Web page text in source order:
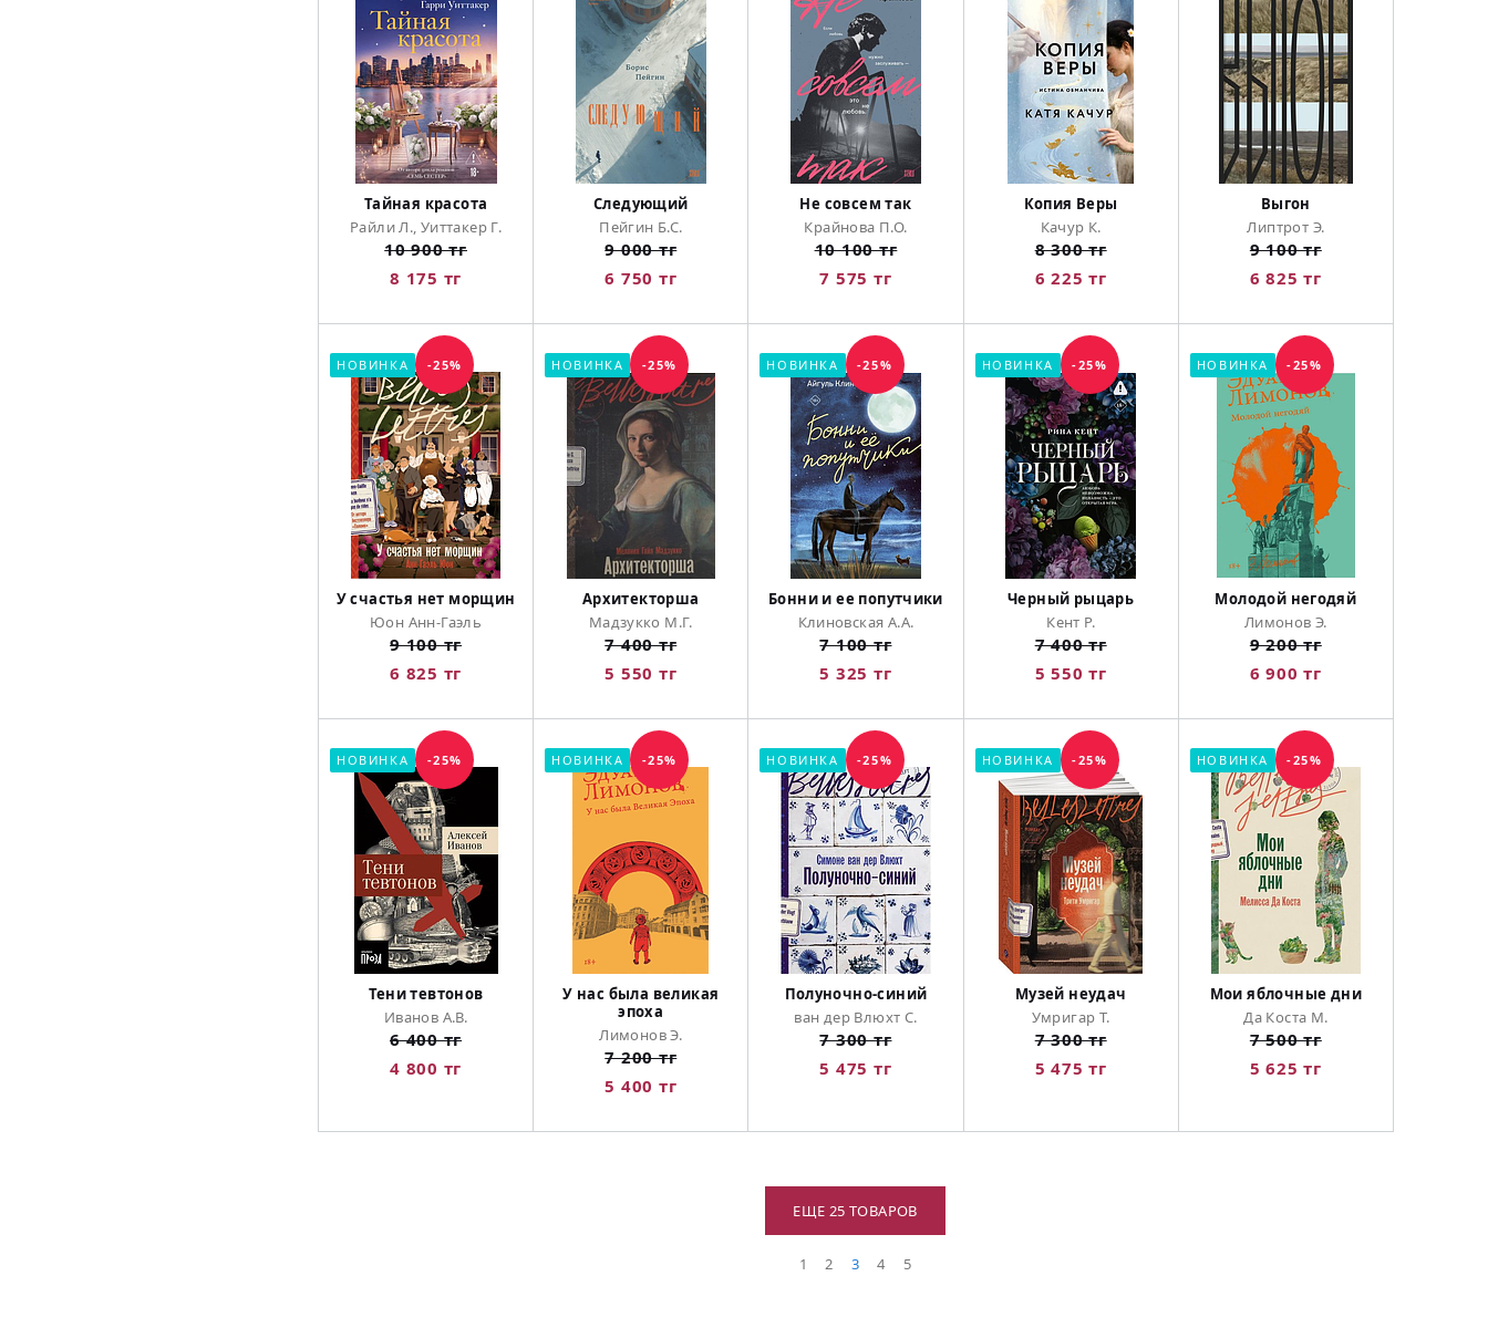
Тайная красота
Райли Л., Уиттакер Г.
10 900 тг
8 175 тг
Следующий
Пейгин Б.С.
9 000 тг
6 750 тг
Не совсем так
Крайнова П.О.
10 100 тг
7 575 тг
Копия Веры
Качур К.
8 300 тг
6 225 тг
Выгон
Липтрот Э.
9 100 тг
6 825 тг
НОВИНКА -25%
У счастья нет морщин
Юон Анн-Гаэль
9 100 тг
6 825 тг
НОВИНКА -25%
Архитекторша
Мадзукко М.Г.
7 400 тг
5 550 тг
НОВИНКА -25%
Бонни и ее попутчики
Клиновская А.А.
7 100 тг
5 325 тг
НОВИНКА -25%
Черный рыцарь
Кент Р.
7 400 тг
5 550 тг
НОВИНКА -25%
Молодой негодяй
Лимонов Э.
9 200 тг
6 900 тг
НОВИНКА -25%
Тени тевтонов
Иванов А.В.
6 400 тг
4 800 тг
НОВИНКА -25%
У нас была великая
эпоха
Лимонов Э.
7 200 тг
5 400 тг
НОВИНКА -25%
Полуночно-синий
ван дер Влюхт С.
7 300 тг
5 475 тг
НОВИНКА -25%
Музей неудач
Умригар Т.
7 300 тг
5 475 тг
НОВИНКА -25%
Мои яблочные дни
Да Коста М.
7 500 тг
5 625 тг
ЕЩЕ 25 ТОВАРОВ
1 2 3 4 5